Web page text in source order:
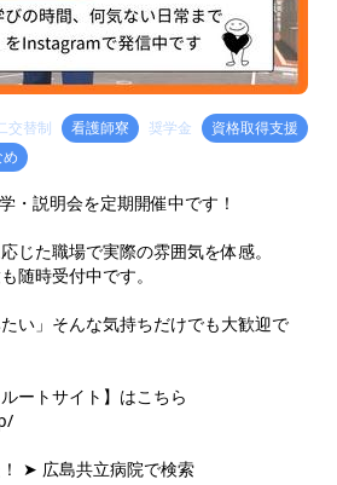
交替制 看護師寮 奨学金
資格取得支援
・説明会を定期開催中です！
じた職場で実際の雰囲気を体感。
随時受付中です。
い」そんな気持ちだけでも大歓迎で
ートサイト】はこちら
➤ 広島共立病院で検索